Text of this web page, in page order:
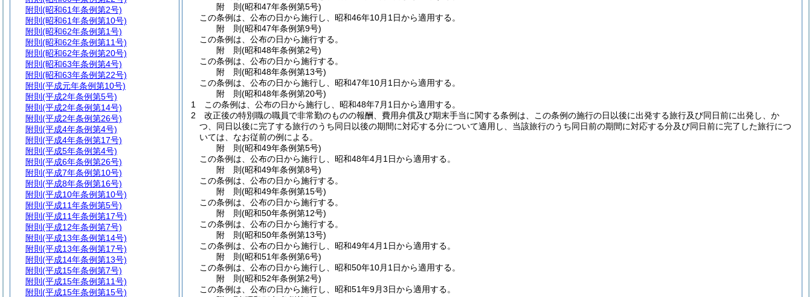
附 則(昭和47年条例第5号)
この条例は、公布の日から施行し、昭和46年10月1日から適用する。
附 則(昭和47年条例第9号)
この条例は、公布の日から施行する。
附 則(昭和48年条例第2号)
この条例は、公布の日から施行する。
附 則(昭和48年条例第13号)
この条例は、公布の日から施行し、昭和47年10月1日から適用する。
附 則(昭和48年条例第20号)
1
この条例は、公布の日から施行し、昭和48年7月1日から適用する。
2
改正後の特別職の職員で非常勤のものの報酬、費用弁償及び期末手当に関する条例は、この条例の施行の日以後に出発する旅行及び同日前に出発し、か
つ、同日以後に完了する旅行のうち同日以後の期間に対応する分について適用し、当該旅行のうち同日前の期間に対応する分及び同日前に完了した旅行につ
いては、なお従前の例による。
附 則(昭和49年条例第5号)
この条例は、公布の日から施行し、昭和48年4月1日から適用する。
附 則(昭和49年条例第8号)
この条例は、公布の日から施行する。
附 則(昭和49年条例第15号)
この条例は、公布の日から施行する。
附 則(昭和50年条例第12号)
この条例は、公布の日から施行する。
附 則(昭和50年条例第13号)
この条例は、公布の日から施行し、昭和49年4月1日から適用する。
附 則(昭和51年条例第6号)
この条例は、公布の日から施行し、昭和50年10月1日から適用する。
附 則(昭和52年条例第2号)
この条例は、公布の日から施行し、昭和51年9月3日から適用する。
附則 (昭和61年条例第2号)
附則 (昭和61年条例第10号)
附則 (昭和62年条例第1号)
附則 (昭和62年条例第11号)
附則 (昭和62年条例第20号)
附則 (昭和63年条例第4号)
附則 (昭和63年条例第22号)
附則 (平成元年条例第10号)
附則 (平成2年条例第5号)
附則 (平成2年条例第14号)
附則 (平成2年条例第26号)
附則 (平成4年条例第4号)
附則 (平成4年条例第17号)
附則 (平成5年条例第4号)
附則 (平成6年条例第26号)
附則 (平成7年条例第10号)
附則 (平成8年条例第16号)
附則 (平成10年条例第10号)
附則 (平成11年条例第5号)
附則 (平成11年条例第17号)
附則 (平成12年条例第7号)
附則 (平成13年条例第14号)
附則 (平成13年条例第17号)
附則 (平成14年条例第13号)
附則 (平成15年条例第7号)
附則 (平成15年条例第11号)
附則 (平成15年条例第15号)